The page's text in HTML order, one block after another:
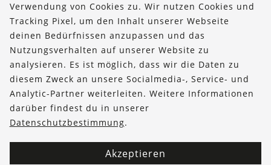
Über uns
Bestellungen
Kontakt & Hilfe
FOLLOW US
Verwendung von Cookies zu. Wir nutzen Cookies und
Tracking Pixel, um den Inhalt unserer Webseite
deinen Bedürfnissen anzupassen und das
Nutzungsverhalten auf unserer Website zu
analysieren. Es ist möglich, dass wir die Daten zu
diesem Zweck an unsere Socialmedia-, Service- und
Analytic-Partner weiterleiten. Weitere Informationen
darüber findest du in unserer
Datenschutzbestimmung.
Akzeptieren